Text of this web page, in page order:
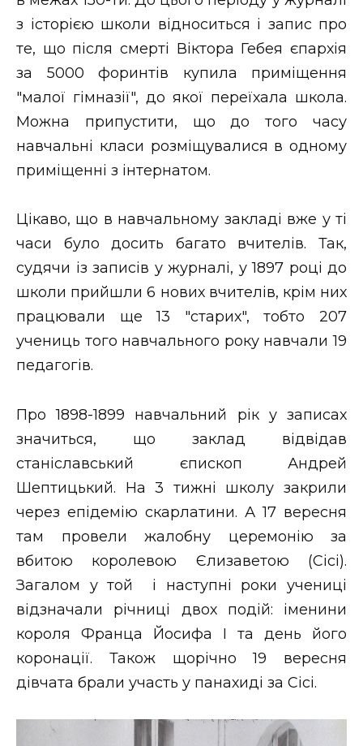
з історією школи відноситься і запис про
те, що після смерті Віктора Гебея єпархія
за 5000 форинтів купила приміщення
"малої гімназії", до якої переїхала школа.
Можна припустити, що до того часу
навчальні класи розміщувалися в одному
приміщенні з інтернатом.
Цікаво, що в навчальному закладі вже у ті
часи було досить багато вчителів. Так,
судячи із записів у журналі, у 1897 році до
школи прийшли 6 нових вчителів, крім них
працювали ще 13 "старих", тобто 207
учениць того навчального року навчали 19
педагогів.
Про 1898-1899 навчальний рік у записах
значиться, що заклад відвідав
станіславський єпископ Андрей
Шептицький. На 3 тижні школу закрили
через епідемію скарлатини. А 17 вересня
там провели жалобну церемонію за
вбитою королевою Єлизаветою (Сісі).
Загалом у той і наступні роки учениці
відзначали річниці двох подій: іменини
короля Франца Йосифа І та день його
коронації. Також щорічно 19 вересня
дівчата брали участь у панахиді за Сісі.